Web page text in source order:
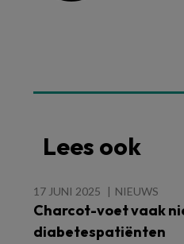
Lees ook
17 JUNI 2025 NIEUWS
Charcot-voet vaak
diabetespatiënten